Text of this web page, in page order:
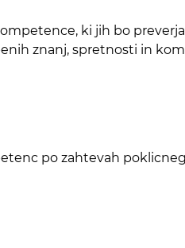
ki jih bo
znanj, spretnosti in
po zahtevah